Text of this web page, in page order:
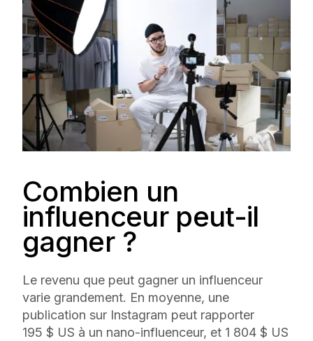
Combien un
influenceur peut-il
gagner ?
Le revenu que peut gagner un influenceur
varie grandement. En moyenne, une
publication sur Instagram peut rapporter
195 $ US à un nano-influenceur, et 1 804 $ US